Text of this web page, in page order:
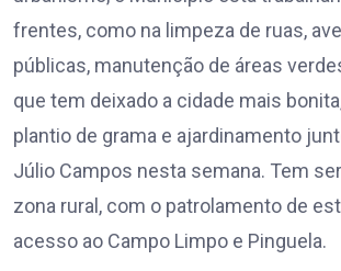
frentes, como na limpeza de ruas,
públicas, manutenção de áreas
que tem deixado a cidade mais
plantio de grama e ajardinamento
Júlio Campos nesta semana. Tem
zona rural, com o patrolamento de
acesso ao Campo Limpo e Pinguela.